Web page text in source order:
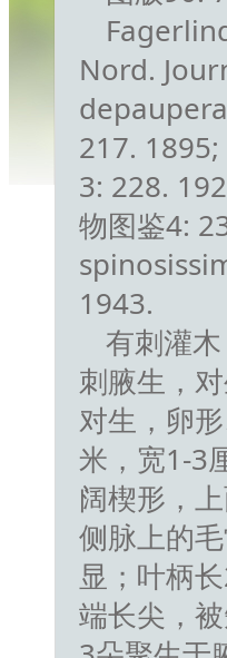
Nord.
217.
3: 228.
物图鉴4:
1943.
有刺灌
刺腋生，
对生，卵
米，宽1-3
阔楔形，
侧脉上的
显；叶柄
端长尖，